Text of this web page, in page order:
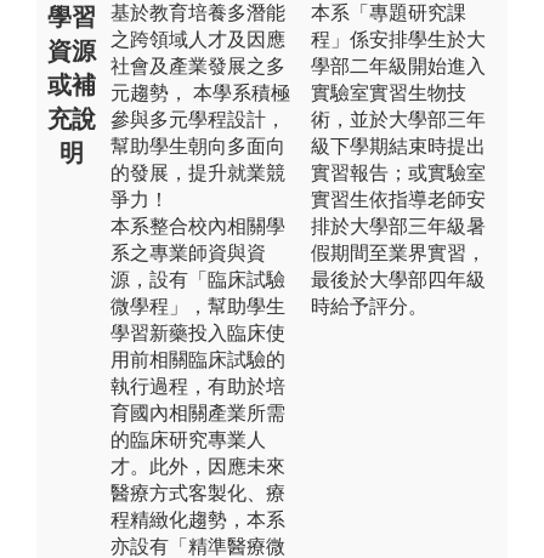
學習
資源
或補
充說
明
基於教育培養多潛能
之跨領域人才及因應
社會及產業發展之多
元趨勢， 本學系積極
參與多元學程設計，
幫助學生朝向多面向
的發展，提升就業競
爭力！
本系整合校內相關學
系之專業師資與資
源，設有「臨床試驗
微學程」，幫助學生
學習新藥投入臨床使
用前相關臨床試驗的
執行過程，有助於培
育國內相關產業所需
的臨床研究專業人
才。此外，因應未來
醫療方式客製化、療
程精緻化趨勢，本系
亦設有「精準醫療微
本系「專題研究課
程」係安排學生於大
學部二年級開始進入
實驗室實習生物技
術，並於大學部三年
級下學期結束時提出
實習報告；或實驗室
實習生依指導老師安
排於大學部三年級暑
假期間至業界實習，
最後於大學部四年級
時給予評分。